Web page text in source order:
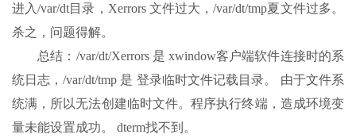
进入/var/dt目录，Xerrors 文件过大，/var/dt/tmp夏文件过多。
杀之，问题得解。
总结：/var/dt/Xerrors 是 xwindow客户端软件连接时的系
统日志，/var/dt/tmp 是 登录临时文件记载目录。 由于文件系
统满，所以无法创建临时文件。程序执行终端，造成环境变
量未能设置成功。 dterm找不到。